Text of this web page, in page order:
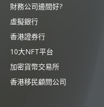
財務公司邊間好?
虛擬銀行
香港證券行
10大NFT平台
加密貨幣交易所
香港移民顧問公司